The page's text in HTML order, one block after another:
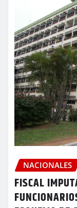
NACIONALES
FISCAL